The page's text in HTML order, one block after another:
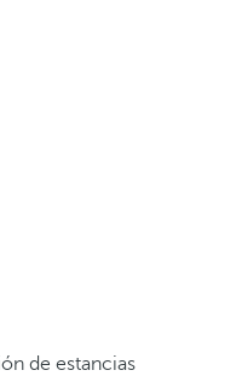
de estancias